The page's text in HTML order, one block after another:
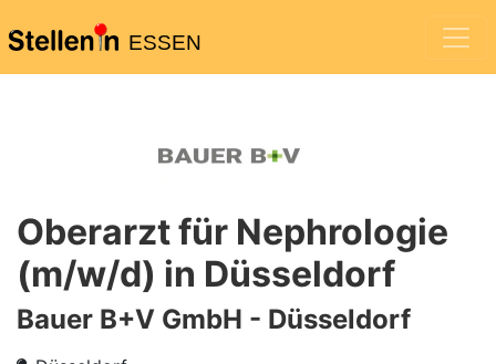
ESSEN
Oberarzt für Nephrologie
(m/w/d) in Düsseldorf
Bauer B+V GmbH - Düsseldorf